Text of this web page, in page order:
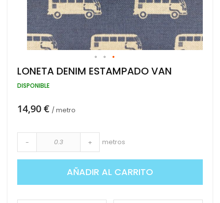
Saltar
al
comienzo
galería
LONETA DENIM ESTAMPADO VAN
DISPONIBLE
14,90 € / metro
- + metros
AÑADIR AL CARRITO